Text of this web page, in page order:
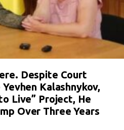
Despite Court
Kalashnykov,
Live” Project, He
Over Three Years